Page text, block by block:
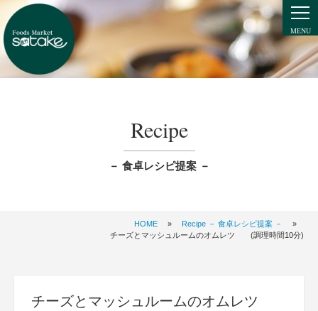
Recipe
－ 食卓レシピ提案 －
HOME » Recipe － 食卓レシピ提案 －
»
チーズとマッシュルームのオムレツ (調理時間10分)
チーズとマッシュルームのオムレツ